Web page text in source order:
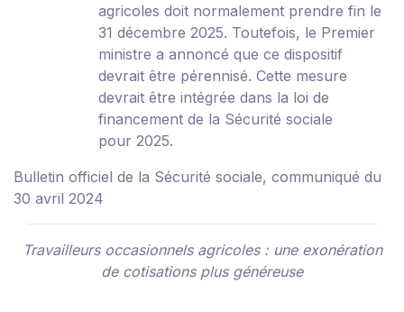
agricoles doit normalement prendre fin le
31 décembre 2025. Toutefois, le Premier
ministre a annoncé que ce dispositif
devrait être pérennisé. Cette mesure
devrait être intégrée dans la loi de
financement de la Sécurité sociale
pour 2025.
Bulletin officiel de la Sécurité sociale, communiqué du
30 avril 2024
Travailleurs occasionnels agricoles : une exonération
de cotisations plus généreuse